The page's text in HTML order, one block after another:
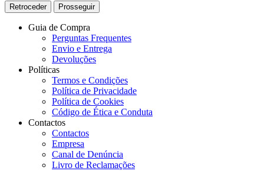
Retroceder Prosseguir
Guia de Compra
Perguntas Frequentes
Envio e Entrega
Devoluções
Políticas
Termos e Condições
Política de Privacidade
Política de Cookies
Código de Ética e Conduta
Contactos
Contactos
Empresa
Canal de Denúncia
Livro de Reclamações